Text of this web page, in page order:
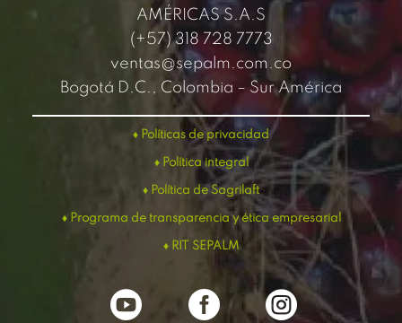
AMÉRICAS S.A.S
(+57) 318 728 7773
ventas@sepalm.com.co
Bogotá D.C., Colombia – Sur América
♦ Políticas de privacidad
♦ Política integral
♦ Política de Sagrilaft
♦ Programa de transparencia y ética empresarial
♦ RIT SEPALM
  